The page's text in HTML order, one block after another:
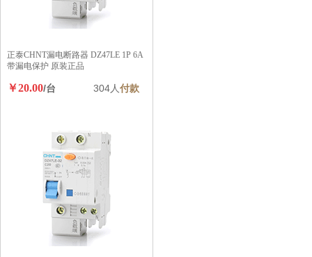
正泰CHNT漏电断路器 DZ47LE 1P 6A
带漏电保护 原装正品
￥20.00/台 304人付款